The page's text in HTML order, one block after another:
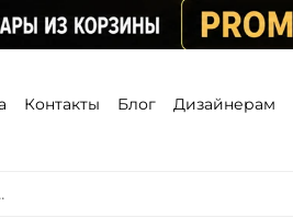
Контакты Блог Дизайнерам